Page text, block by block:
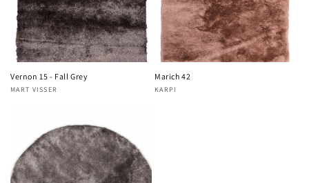
Vernon 15 - Fall Grey
Verkoper:
MART VISSER
Marich 42
Verkoper:
KARPI